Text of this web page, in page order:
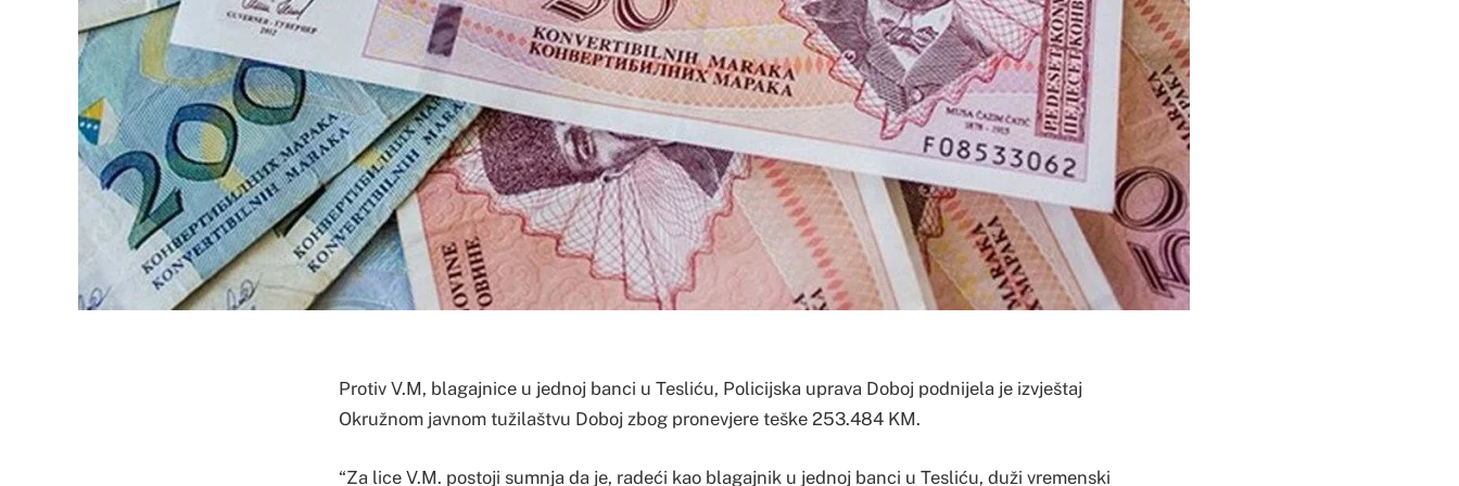
Protiv V.M, blagajnice u jednoj banci u Tesliću, Policijska uprava Doboj podnijela je izvještaj
Okružnom javnom tužilaštvu Doboj zbog pronevjere teške 253.484 KM.
“Za lice V.M. postoji sumnja da je, radeći kao blagajnik u jednoj banci u Tesliću, duži vremenski